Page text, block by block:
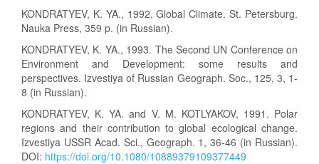
KONDRATYEV, K. YA., 1992. Global Climate. St. Petersburg.
Nauka Press, 359 p. (in Russian).
KONDRATYEV, K. YA., 1993. The Second UN Conference on
Environment and Development: some results and
perspectives. Izvestiya of Russian Geograph. Soc., 125, 3, 1-
8 (in Russian).
KONDRATYEV, K. YA. and V. M. KOTLYAKOV, 1991. Polar
regions and their contribution to global ecological change.
Izvestiya USSR Acad. Sci., Geograph. 1, 36-46 (in Russian).
DOI: https://doi.org/10.1080/10889379109377449